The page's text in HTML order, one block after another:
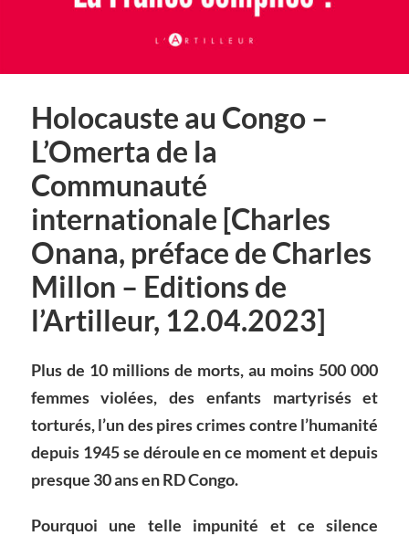
Holocauste au Congo –
L’Omerta de la
Communauté
internationale [Charles
Onana, préface de Charles
Millon – Editions de
l’Artilleur, 12.04.2023]
Plus de 10 millions de morts, au moins 500 000
femmes violées, des enfants martyrisés et
torturés, l’un des pires crimes contre l’humanité
depuis 1945 se déroule en ce moment et depuis
presque 30 ans en RD Congo.
Pourquoi une telle impunité et ce silence